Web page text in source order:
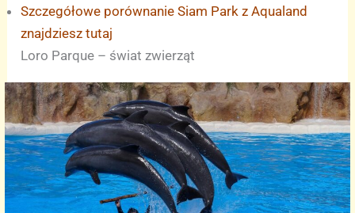
Szczegółowe porównanie Siam Park z Aqualand
znajdziesz tutaj
Loro Parque – świat zwierząt